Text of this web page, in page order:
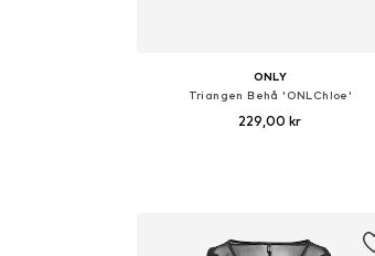
ONLY
Triangen Behå 'ONLChloe'
229,00 kr